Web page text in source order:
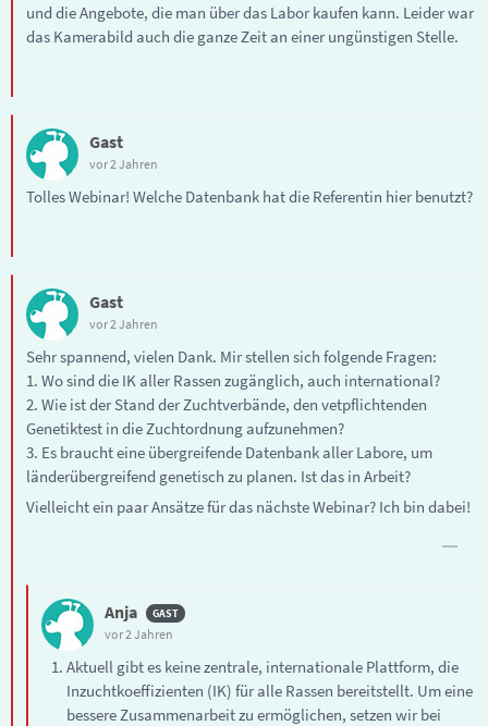
und die Angebote, die man über das Labor kaufen kann. Leider war
das Kamerabild auch die ganze Zeit an einer ungünstigen Stelle.
Gast
vor 2 Jahren
Tolles Webinar! Welche Datenbank hat die Referentin hier benutzt?
Gast
vor 2 Jahren
Sehr spannend, vielen Dank. Mir stellen sich folgende Fragen:
1. Wo sind die IK aller Rassen zugänglich, auch international?
2. Wie ist der Stand der Zuchtverbände, den vetpflichtenden
Genetiktest in die Zuchtordnung aufzunehmen?
3. Es braucht eine übergreifende Datenbank aller Labore, um
länderübergreifend genetisch zu planen. Ist das in Arbeit?
Vielleicht ein paar Ansätze für das nächste Webinar? Ich bin dabei!
Anja
vor 2 Jahren
Aktuell gibt es keine zentrale, internationale Plattform, die
Inzuchtkoeffizienten (IK) für alle Rassen bereitstellt. Um eine
bessere Zusammenarbeit zu ermöglichen, setzen wir bei